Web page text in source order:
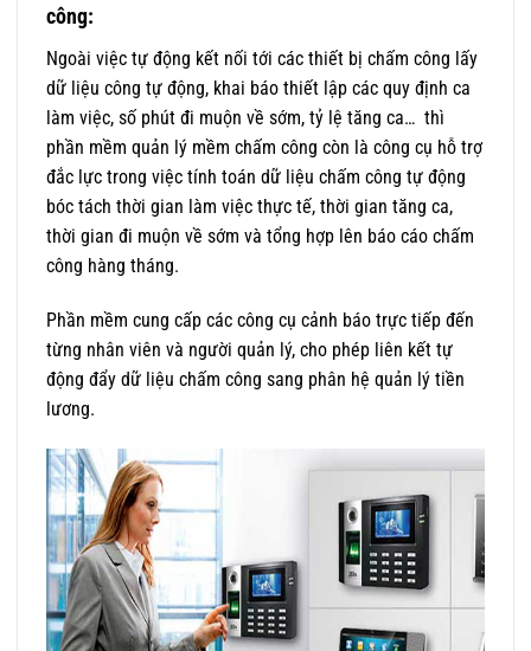
công:
Ngoài việc tự động kết nối tới các thiết bị chấm công lấy
dữ liệu công tự động, khai báo thiết lập các quy định ca
làm việc, số phút đi muộn về sớm, tỷ lệ tăng ca… thì
phần mềm quản lý mềm chấm công còn là công cụ hỗ trợ
đắc lực trong việc tính toán dữ liệu chấm công tự động
bóc tách thời gian làm việc thực tế, thời gian tăng ca,
thời gian đi muộn về sớm và tổng hợp lên báo cáo chấm
công hàng tháng.
Phần mềm cung cấp các công cụ cảnh báo trực tiếp đến
từng nhân viên và người quản lý, cho phép liên kết tự
động đẩy dữ liệu chấm công sang phân hệ quản lý tiền
lương.